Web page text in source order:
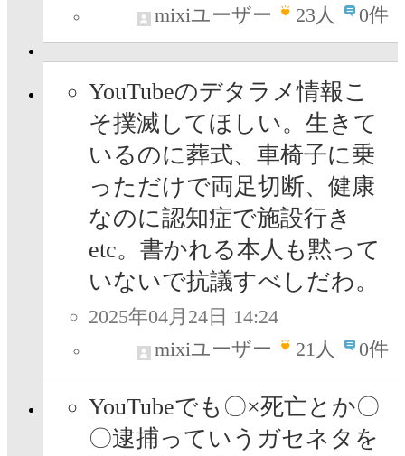
mixiユーザー
23人 0件
YouTubeのデタラメ情報こ
そ撲滅してほしい。生きて
いるのに葬式、車椅子に乗
っただけで両足切断、健康
なのに認知症で施設行き
etc。書かれる本人も黙って
いないで抗議すべしだわ。
2025年04月24日 14:24
mixiユーザー
21人 0件
YouTubeでも〇×死亡とか〇
〇逮捕っていうガセネタを